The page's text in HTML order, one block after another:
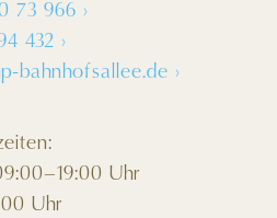
73 966 ›
432 ›
bahnhofsallee.de ›
Uhr
Uhr